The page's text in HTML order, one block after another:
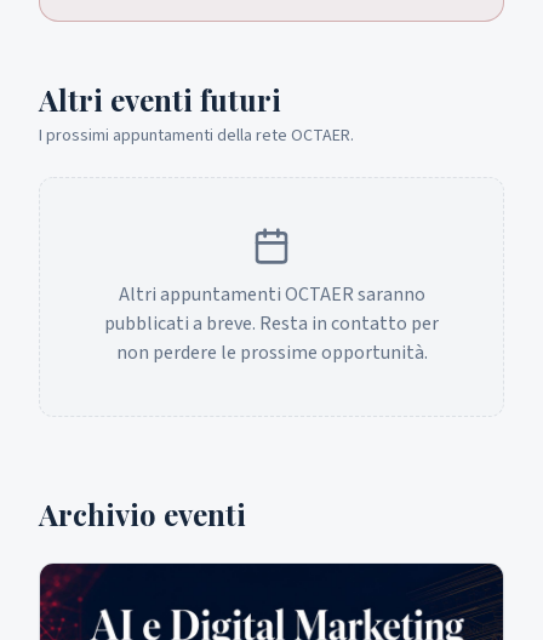
Altri eventi futuri
I prossimi appuntamenti della rete OCTAER.
Altri appuntamenti OCTAER saranno
pubblicati a breve. Resta in contatto per
non perdere le prossime opportunità.
Archivio eventi